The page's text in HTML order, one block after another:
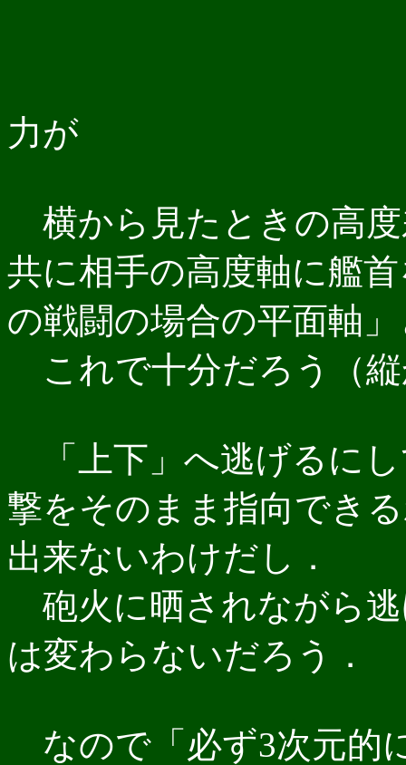
力が
横から見たときの高
共に相手の高度軸に艦
の戦闘の場合の平面軸
これで十分だろう（
「上下」へ逃げるに
撃をそのまま指向でき
出来ないわけだし．
砲火に晒されながら
は変わらないだろう．
なので「必ず3次元的